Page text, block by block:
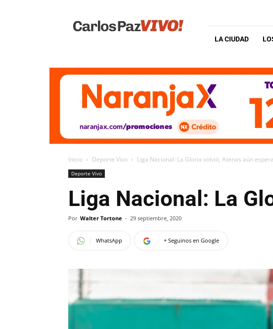
Vivo
LA CIUDAD
Inicio Deporte Vivo Liga Nacional: La Gloria volvió, Atenas aún espera
Deporte Vivo
Liga Nacional: La
Por Walter Tortone - 29 septiembre, 2020
WhatsApp + Seguinos en Google